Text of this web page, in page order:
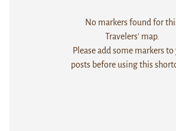
No markers found for
Travelers' map.
Please add some markers
posts before using this